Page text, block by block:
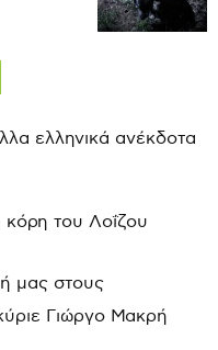
ελληνικά ανέκδοτα
του Λοΐζου
μας στους
Γιώργο Μακρή